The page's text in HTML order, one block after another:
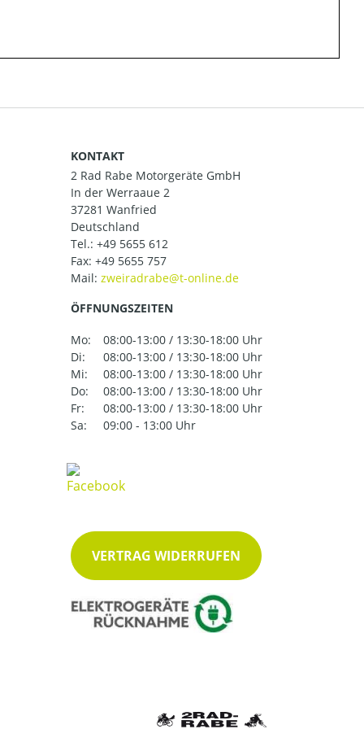
KONTAKT
2 Rad Rabe Motorgeräte GmbH
In der Werraaue 2
37281 Wanfried
Deutschland
Tel.: +49 5655 612
Fax: +49 5655 757
Mail:
ÖFFNUNGSZEITEN
Mo:
08:00-13:00 / 13:30-18:00 Uhr
Di:
08:00-13:00 / 13:30-18:00 Uhr
Mi:
08:00-13:00 / 13:30-18:00 Uhr
Do:
08:00-13:00 / 13:30-18:00 Uhr
Fr:
08:00-13:00 / 13:30-18:00 Uhr
Sa:
09:00 - 13:00 Uhr
VERTRAG WIDERRUFEN